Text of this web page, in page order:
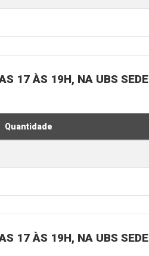
17 ÀS 19H, NA UBS SEDE
Quantidade
17 ÀS 19H, NA UBS SEDE